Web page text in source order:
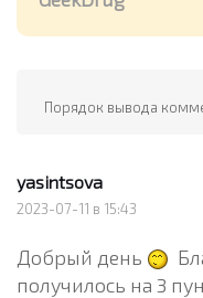
Порядок вывода
yasintsova
2023-07-11 в 15:43
Добрый день
получилось на 3